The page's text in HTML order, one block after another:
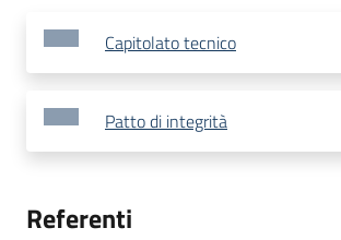
Capitolato tecnico
Patto di integrità
Referenti